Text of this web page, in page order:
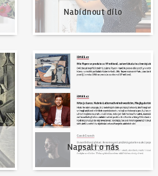
Nabídnout dílo
Napsali o nás
Napsali o nás